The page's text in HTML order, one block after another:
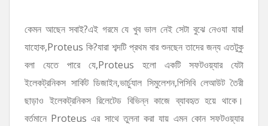
কেমন আছেন সবাই?এই গরমে যে খুব ভাল নেই সেটা বুঝে নেওযা যায়!
যাহোক,Proteus কি?যারা শব্দটি প্রথম বার শুনছেন তাদের জন্য এতটুকু
বলা যেতে পারে যে,Proteus হলো একটি সফটওয়্যার যেটা
ইলেকট্রনিকস সার্কিট ডিজাইন,ভার্চুযাল সিমুলেশন,পিসিবি লেআউট তৈরী
ছাড়াও ইলেকট্রনিকস রিলেটেড বিভিন্ন কাজে ব্যাবহৃত হয়ে থাকে।
বর্তমানে Proteus এর সাথে তুলনা করা যায় এমন কোন সফটওয়্যার